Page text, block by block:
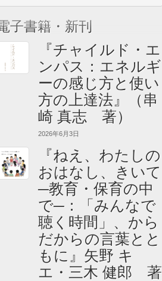
子書籍・新刊
『チャイルド・エ
ンパス：エネルギ
ーの感じ方と使い
方の上達法』（串
崎 真志 著）
2026年6月3日
『ねえ、わたしの
おはなし、きいて
─教育・保育の中
で─：「みんなで
聴く時間」、から
だからの言葉とと
もに』矢野 キ
エ・三木 健郎 著